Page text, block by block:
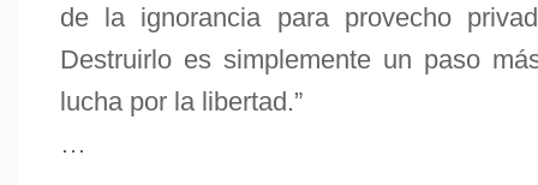
de la ignorancia para provecho
Destruirlo es simplemente un paso
lucha por la libertad.”
…